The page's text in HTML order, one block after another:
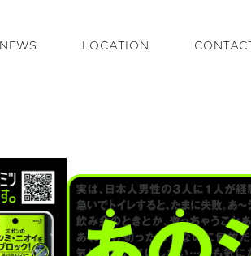
NEWS LOCATION CONTACT